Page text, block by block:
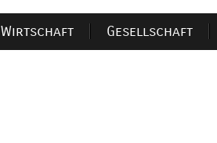
Wirtschaft Gesellschaft